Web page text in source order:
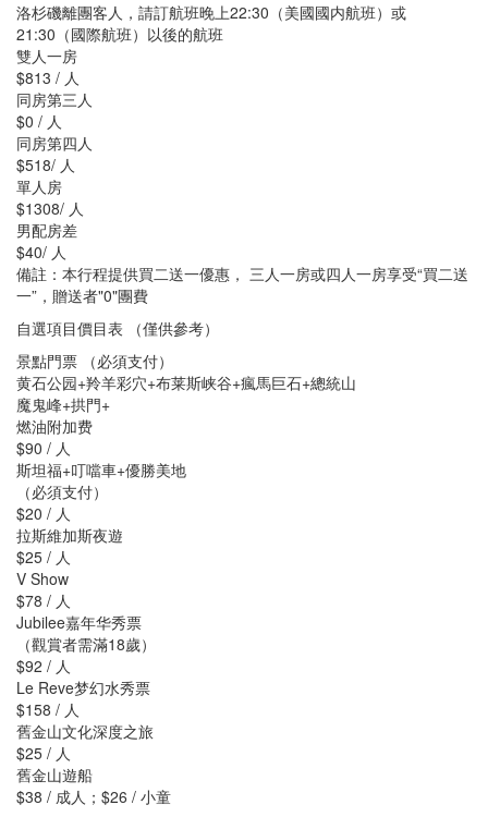
洛杉磯離團客人，請訂航班晚上22:30（美國國内航班）或
21:30（國際航班）以後的航班
雙人一房
$813 / 人
同房第三人
$0 / 人
同房第四人
$518/ 人
單人房
$1308/ 人
男配房差
$40/ 人
備註：本行程提供買二送一優惠， 三人一房或四人一房享受“買二送
一”，贈送者"0"團費
自選項目價目表 （僅供參考）
景點門票 （必須支付）
黄石公园+羚羊彩穴+布莱斯峡谷+瘋馬巨石+總統山
魔鬼峰+拱門+
燃油附加费
$90 / 人
斯坦福+叮噹車+優勝美地
（必須支付）
$20 / 人
拉斯維加斯夜遊
$25 / 人
V Show
$78 / 人
Jubilee嘉年华秀票
（觀賞者需滿18歲）
$92 / 人
Le Reve梦幻水秀票
$158 / 人
舊金山文化深度之旅
$25 / 人
舊金山遊船
$38 / 成人；$26 / 小童